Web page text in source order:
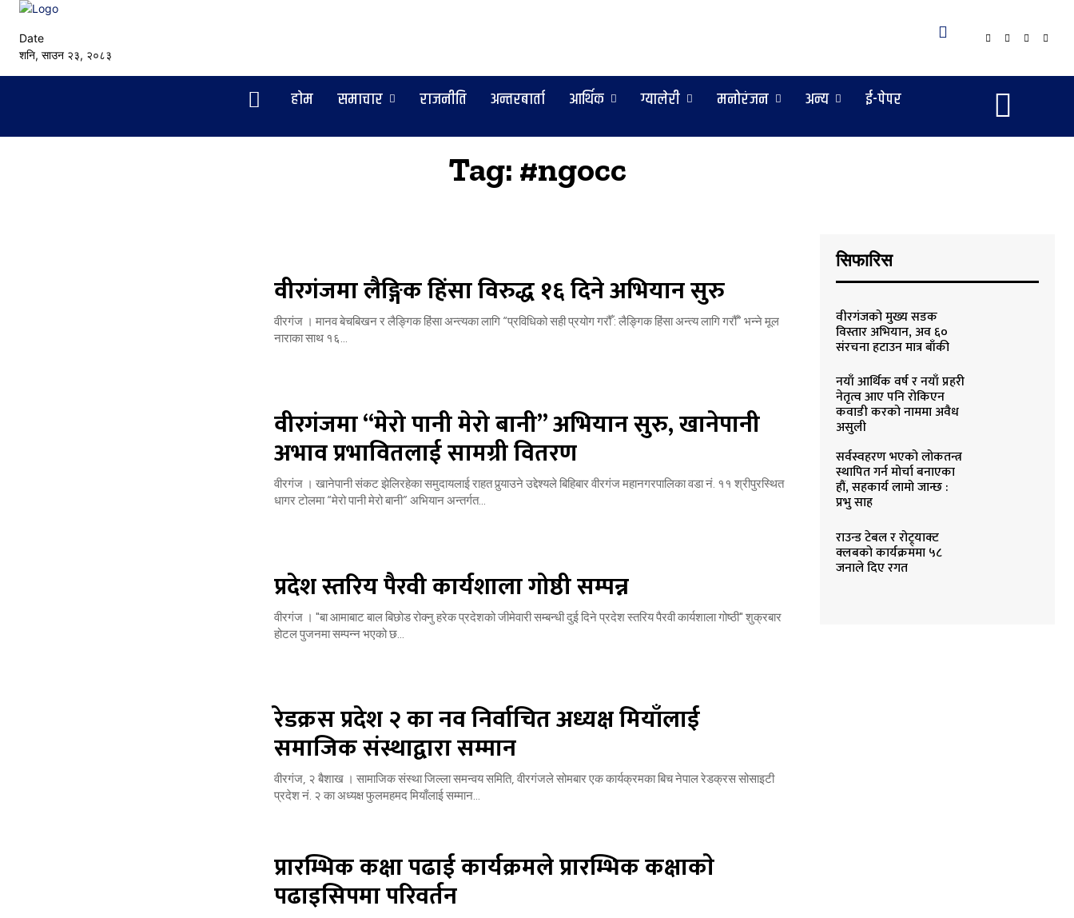
Date
शनि, साउन २३, २०८३
हाेम समाचार राजनीति अन्तरबार्ता आर्थिक ग्यालेरी मनोरंजन अन्य ई-पेपर
Tag: #ngocc
वीरगंजमा लैङ्गिक हिंसा विरुद्ध १६ दिने अभियान सुरु
वीरगंज । मानव बेचबिखन र लैङ्गिक हिंसा अन्त्यका लागि “प्रविधिको सही प्रयोग गरौँ : लैङ्गिक हिंसा अन्त्य लागि गरौँ” भन्ने मूल
नाराका साथ १६...
वीरगंजमा “मेरो पानी मेरो बानी” अभियान सुरु, खानेपानी
अभाव प्रभावितलाई सामग्री वितरण
वीरगंज । खानेपानी संकट झेलिरहेका समुदायलाई राहत पुर्‍याउने उद्देश्यले बिहिबार वीरगंज महानगरपालिका वडा नं. ११ श्रीपुरस्थित
धागर टोलमा “मेरो पानी मेरो बानी” अभियान अन्तर्गत...
प्रदेश स्तरिय पैरवी कार्यशाला गोष्ठी सम्पन्न
वीरगंज । "बा आमाबाट बाल बिछोड रोक्नु हरेक प्रदेशको जीमेवारी सम्बन्धी दुई दिने प्रदेश स्तरिय पैरवी कार्यशाला गोष्ठी" शुक्रबार
होटल पुजनमा सम्पन्न भएको छ...
रेडक्रस प्रदेश २ का नव निर्वाचित अध्यक्ष मियाँलाई
समाजिक संस्थाद्वारा सम्मान
वीरगंज, २ बैशाख । सामाजिक संस्था जिल्ला समन्वय समिति, वीरगंजले सोमबार एक कार्यक्रमका बिच नेपाल रेडक्रस सोसाइटी
प्रदेश नं. २ का अध्यक्ष फुलमहमद मियाँलाई सम्मान...
प्रारम्भिक कक्षा पढाई कार्यक्रमले प्रारम्भिक कक्षाकाे
पढाइसिपमा परिवर्तन
सिफारिस
वीरगंजको मुख्य सडक
विस्तार अभियान, अव ६०
संरचना हटाउन मात्र बाँकी
नयाँ आर्थिक वर्ष र नयाँ प्रहरी
नेतृत्व आए पनि रोकिएन
कवाडी करको नाममा अवैध
असुली
सर्वस्वहरण भएको लोकतन्त्र
स्थापित गर्न मोर्चा बनाएका
हौं, सहकार्य लामो जान्छ :
प्रभु साह
राउन्ड टेबल र रोट्र्याक्ट
क्लबको कार्यक्रममा ५८
जनाले दिए रगत